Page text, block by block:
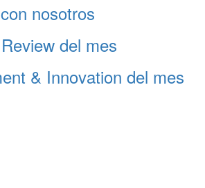
nosotros
del mes
& Innovation del mes